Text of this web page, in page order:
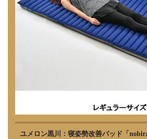
ユメロン黒川：寝姿勢改善パッド「